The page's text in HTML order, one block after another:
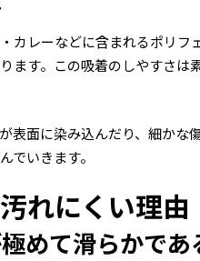
カレーなどに含まれるポリ
ます。この吸着のしやすさは
表面に染み込んだり、細かな
でいきます。
れにくい理由
て滑らかであ